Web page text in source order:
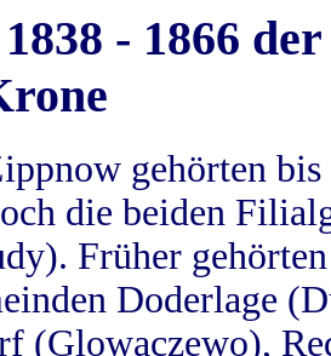
- 1866
gehörten
die beiden
Früher
Doderlage
(Glowaczewo),